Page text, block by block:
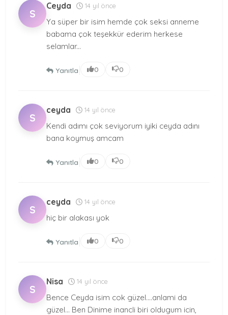
S
Ceyda 14 yıl önce
Ya süper bir isim hemde çok seksi anneme
babama çok teşekkür ederim herkese
selamlar...
Yanıtla 0 0
S
ceyda 14 yıl önce
Kendi adımı çok seviyorum iyiki ceyda adını
bana koymuş amcam
Yanıtla 0 0
S
ceyda 14 yıl önce
hiç bir alakası yok
Yanıtla 0 0
S
Nisa 14 yıl önce
Bence Ceyda isim cok güzel....anlami da
güzel... Ben Dinime inancli biri oldugum icin,